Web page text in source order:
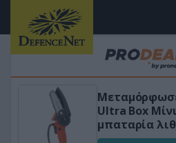
«Μαγική»
για αύξηση